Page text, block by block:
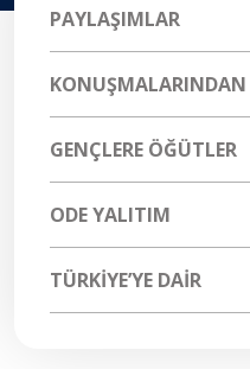
PAYLAŞIMLAR
KONUŞMALARINDAN
GENÇLERE ÖĞÜTLER
ODE YALITIM
TÜRKIYE’YE DAIR